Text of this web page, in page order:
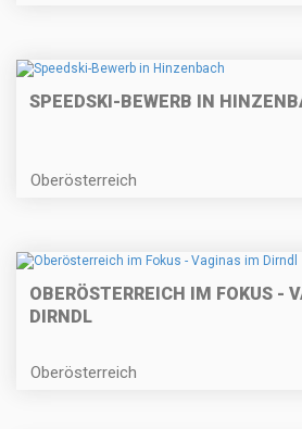
SPEEDSKI-BEWERB IN
Oberösterreich
OBERÖSTERREICH IM FOKUS -
DIRNDL
Oberösterreich